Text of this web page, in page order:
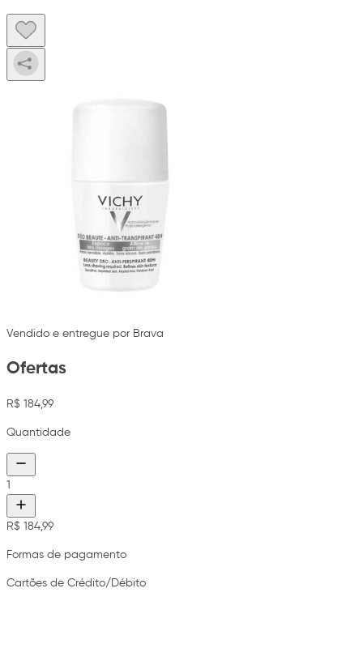
Vendido e entregue por Brava
Ofertas
R$ 184,99
Quantidade
1
R$ 184,99
Formas de pagamento
Cartões de Crédito/Débito